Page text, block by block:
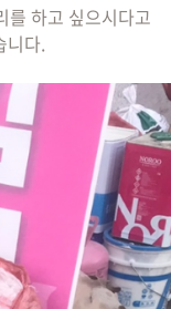
를 하고 싶으시다고
니다.